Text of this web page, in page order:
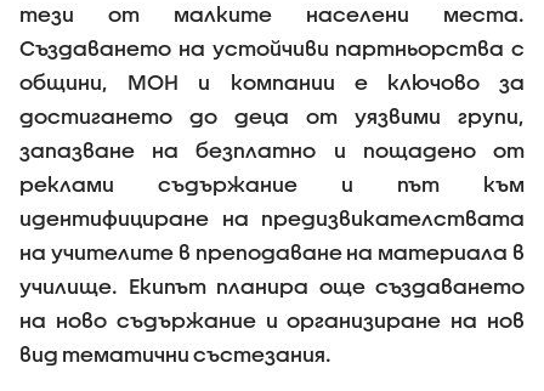
тези от малките населени места.
Създаването на устойчиви партньорства с
общини, МОН и компании е ключово за
достигането до деца от уязвими групи,
запазване на безплатно и пощадено от
реклами съдържание и път към
идентифициране на предизвикателствата
на учителите в преподаване на материала в
училище. Екипът планира още създаването
на ново съдържание и организиране на нов
вид тематични състезания.